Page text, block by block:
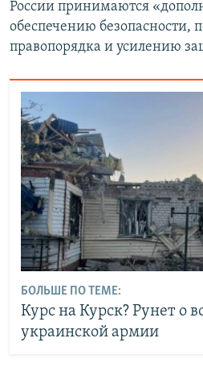
России принимаются
обеспечению безопасности,
правопорядка и усилению
БОЛЬШЕ ПО ТЕМЕ:
Курс на Курск? Рунет о
украинской армии